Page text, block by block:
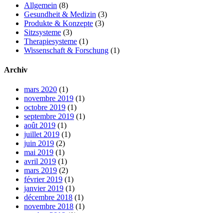
Allgemein (8)
Gesundheit & Medizin (3)
Produkte & Konzepte (3)
Sitzsysteme (3)
Therapiesysteme (1)
Wissenschaft & Forschung (1)
Archiv
mars 2020 (1)
novembre 2019 (1)
octobre 2019 (1)
septembre 2019 (1)
août 2019 (1)
juillet 2019 (1)
juin 2019 (2)
mai 2019 (1)
avril 2019 (1)
mars 2019 (2)
février 2019 (1)
janvier 2019 (1)
décembre 2018 (1)
novembre 2018 (1)